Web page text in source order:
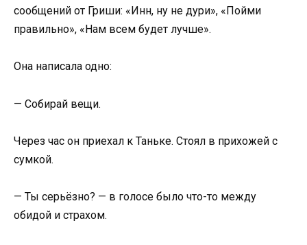
сообщений от Гриши: «Инн, ну не дури», «Пойми
правильно», «Нам всем будет лучше».
Она написала одно:
— Собирай вещи.
Через час он приехал к Таньке. Стоял в прихожей с
сумкой.
— Ты серьёзно? — в голосе было что-то между
обидой и страхом.